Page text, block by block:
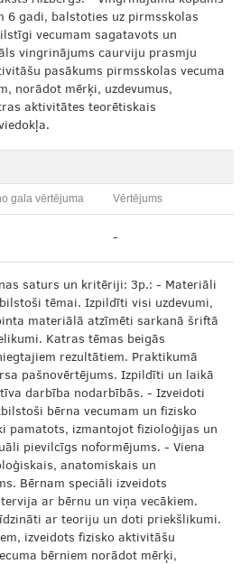
6 gadi, balstoties uz pirmsskolas
vecumam sagatavots un
vingrinājums caurviju prasmju
pasākums pirmsskolas vecuma
norādot mērķi, uzdevumus,
aktivitātes teorētiskais
gala vērtējuma Vērtējums
-
saturs un kritēriji: 3p.: - Materiāli
tēmai. Izpildīti visi uzdevumi,
materiālā atzīmēti sarkanā šriftā
Katras tēmas beigās
rezultātiem. Praktikumā
pašnovērtējums. Izpildīti un laikā
darbība nodarbībās. - Izveidoti
bērna vecumam un fizisko
pamatots, izmantojot fizioloģijas un
pievilcīgs noformējums. - Viena
anatomiskais un
Bērnam speciāli izveidots
ar bērnu un viņa vecākiem.
ar teoriju un doti priekšlikumi.
izveidots fizisko aktivitāšu
bērniem norādot mērķi,